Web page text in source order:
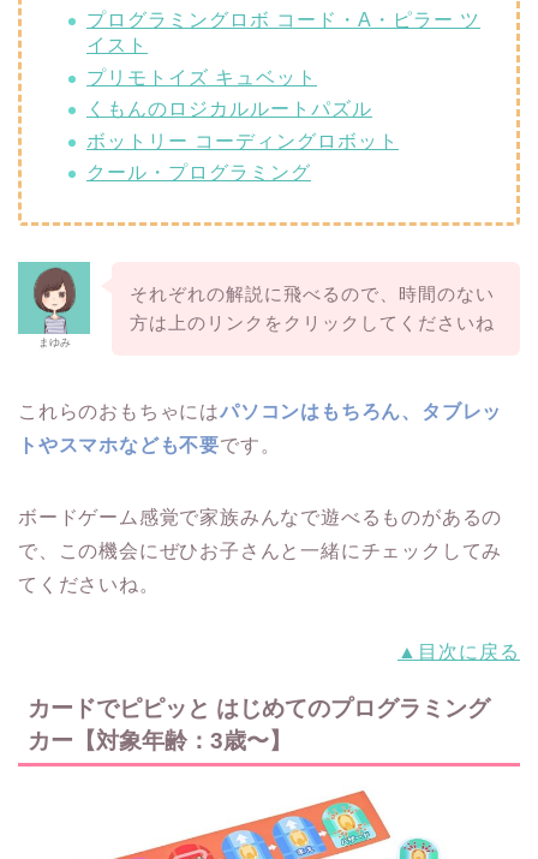
プログラミングロボ コード・A・ピラー ツ
イスト
プリモトイズ キュベット
くもんのロジカルルートパズル
ボットリー コーディングロボット
クール・プログラミング
まゆみ
それぞれの解説に飛べるので、時間のない
方は上のリンクをクリックしてくださいね
これらのおもちゃにはパソコンはもちろん、タブレッ
トやスマホなども不要です。
ボードゲーム感覚で家族みんなで遊べるものがあるの
で、この機会にぜひお子さんと一緒にチェックしてみ
てくださいね。
▲目次に戻る
カードでピピッと はじめてのプログラミング
カー【対象年齢：3歳〜】